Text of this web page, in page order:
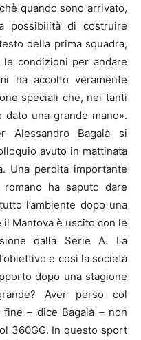
quando sono arrivato,
possibilità di costruire
della prima squadra,
condizioni per andare
ha accolto veramente
speciali che, nei tanti
una grande mano».
Alessandro Bagalà si
avuto in mattinata
Una perdita importante
ha saputo dare
l’ambiente dopo una
Mantova è uscito con le
dalla Serie A. La
e così la società
dopo una stagione
Aver perso col
– dice Bagalà – non
360GG. In questo sport